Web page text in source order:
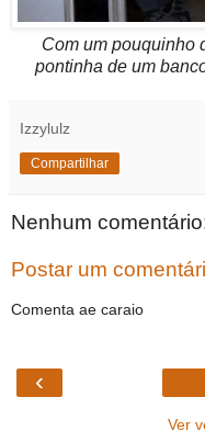
Com um pouquinho
pontinha de um
Izzylulz
Compartilhar
Nenhum
Postar um
Comenta ae caraio
‹
Ver